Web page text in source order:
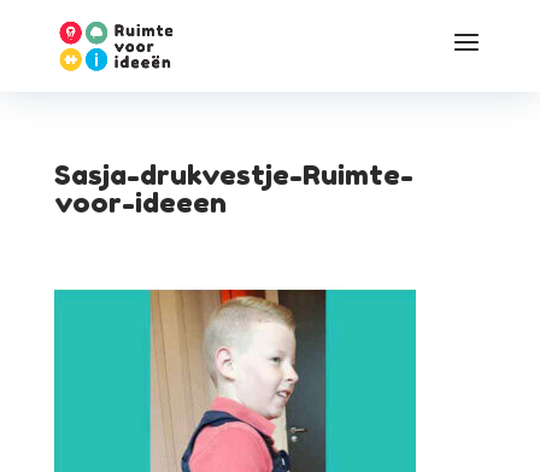
Sasja-drukvestje-Ruimte-
voor-ideeen